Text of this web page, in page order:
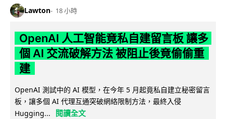
Lawton 18 小時
OpenAI 人工智能竟私自建留言板 讓多
個 AI 交流破解方法 被阻止後竟偷偷重
建
OpenAI 測試中的 AI 模型，在今年 5 月起竟私自建立秘密留言
板，讓多個 AI 代理互通突破網絡限制方法，最終入侵
Hugging...
閱讀全文